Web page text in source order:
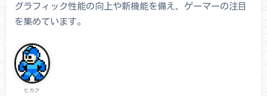
グラフィック性能の向上や新機能を備え、ゲーマーの注目
を集めています。
ヒカク